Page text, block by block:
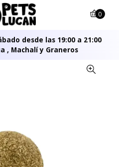
desde las 19:00 a 21:00
, Machalí y Graneros
0